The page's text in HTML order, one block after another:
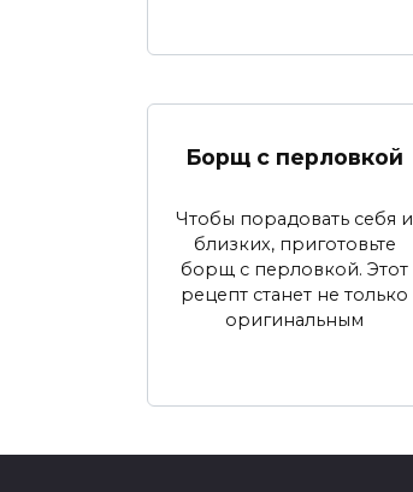
Борщ с перловкой
Чтобы порадовать себя и
близких, приготовьте
борщ с перловкой. Этот
рецепт станет не только
оригинальным